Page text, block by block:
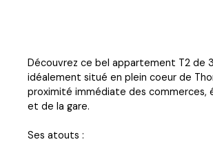
Découvrez ce bel appartement T2 de
idéalement situé en plein coeur de
proximité immédiate des commerces,
et de la gare.
Ses atouts :